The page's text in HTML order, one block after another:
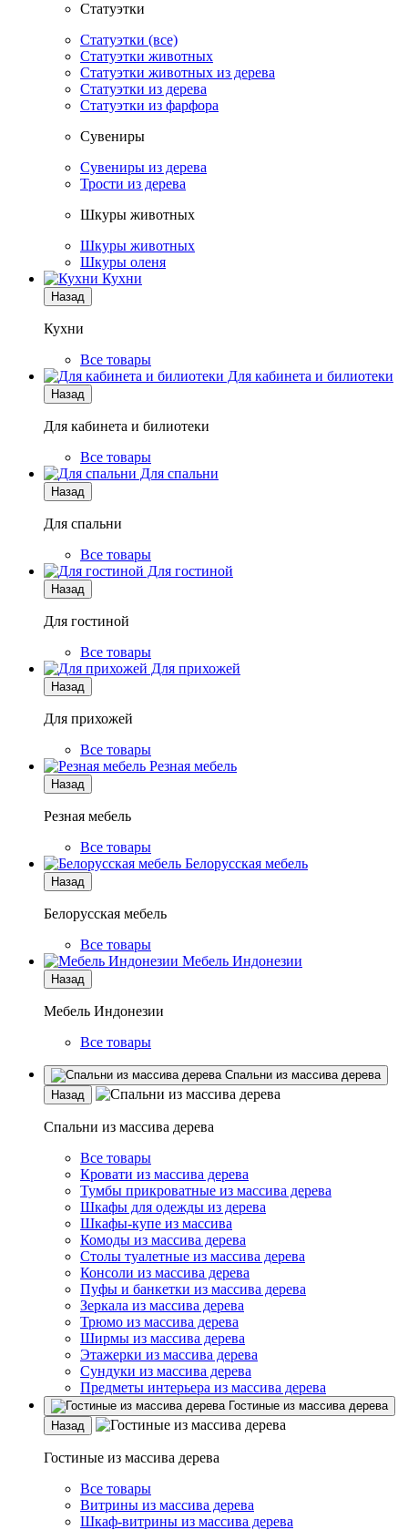
Статуэтки
Статуэтки (все)
Статуэтки животных
Статуэтки животных из дерева
Статуэтки из дерева
Статуэтки из фарфора
Сувениры
Сувениры из дерева
Трости из дерева
Шкуры животных
Шкуры животных
Шкуры оленя
Кухни
Назад
Кухни
Все товары
Для кабинета и билиотеки
Назад
Для кабинета и билиотеки
Все товары
Для спальни
Назад
Для спальни
Все товары
Для гостиной
Назад
Для гостиной
Все товары
Для прихожей
Назад
Для прихожей
Все товары
Резная мебель
Назад
Резная мебель
Все товары
Белорусская мебель
Назад
Белорусская мебель
Все товары
Мебель Индонезии
Назад
Мебель Индонезии
Все товары
Спальни из массива дерева
Назад
Спальни из массива дерева
Все товары
Кровати из массива дерева
Тумбы прикроватные из массива дерева
Шкафы для одежды из дерева
Шкафы-купе из массива
Комоды из массива дерева
Столы туалетные из массива дерева
Консоли из массива дерева
Пуфы и банкетки из массива дерева
Зеркала из массива дерева
Трюмо из массива дерева
Ширмы из массива дерева
Этажерки из массива дерева
Сундуки из массива дерева
Предметы интерьера из массива дерева
Гостиные из массива дерева
Назад
Гостиные из массива дерева
Все товары
Витрины из массива дерева
Шкаф-витрины из массива дерева